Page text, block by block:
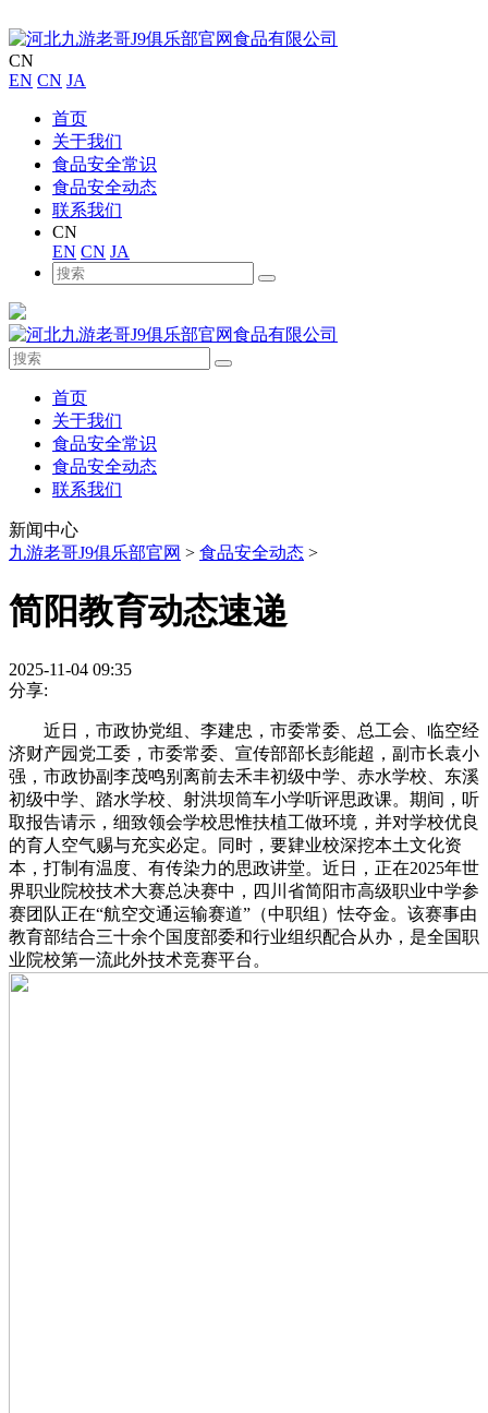
CN
EN CN JA
首页
关于我们
食品安全常识
食品安全动态
联系我们
CN
EN CN JA
首页
关于我们
食品安全常识
食品安全动态
联系我们
新闻中心
九游老哥J9俱乐部官网 > 食品安全动态 >
简阳教育动态速递
2025-11-04 09:35
分享:
近日，市政协党组、李建忠，市委常委、总工会、临空经
济财产园党工委，市委常委、宣传部部长彭能超，副市长袁小
强，市政协副李茂鸣别离前去禾丰初级中学、赤水学校、东溪
初级中学、踏水学校、射洪坝筒车小学听评思政课。期间，听
取报告请示，细致领会学校思惟扶植工做环境，并对学校优良
的育人空气赐与充实必定。同时，要肄业校深挖本土文化资
本，打制有温度、有传染力的思政讲堂。近日，正在2025年世
界职业院校技术大赛总决赛中，四川省简阳市高级职业中学参
赛团队正在“航空交通运输赛道”（中职组）怯夺金。该赛事由
教育部结合三十余个国度部委和行业组织配合从办，是全国职
业院校第一流此外技术竞赛平台。